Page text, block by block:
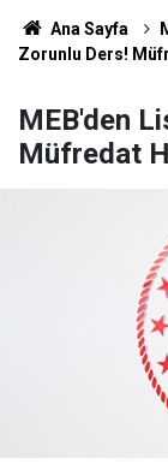
Ana Sayfa
Zorunlu Ders!
MEB'den
Müfredat